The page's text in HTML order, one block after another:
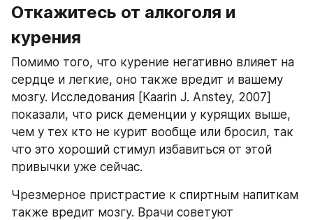
Откажитесь от алкоголя и
курения
Помимо того, что курение негативно влияет на
сердце и легкие, оно также вредит и вашему
мозгу. Исследования [Kaarin J. Anstey, 2007]
показали, что риск деменции у курящих выше,
чем у тех кто не курит вообще или бросил, так
что это хороший стимул избавиться от этой
привычки уже сейчас.
Чрезмерное пристрастие к спиртным напиткам
также вредит мозгу. Врачи советуют